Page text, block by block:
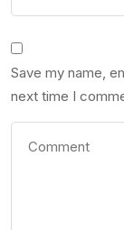
Save my name,
next time I